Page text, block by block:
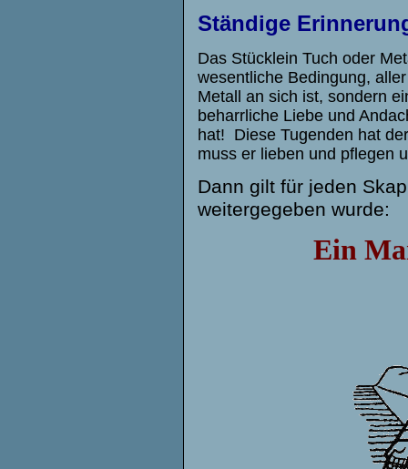
Ständige
Das Stücklein Tuch oder
wesentliche Bedingung,
Metall an sich ist, sondern
beharrliche Liebe und
hat! Diese Tugenden hat
muss er lieben und pflegen
Dann gilt für jeden
weitergegeben wurde:
Ein